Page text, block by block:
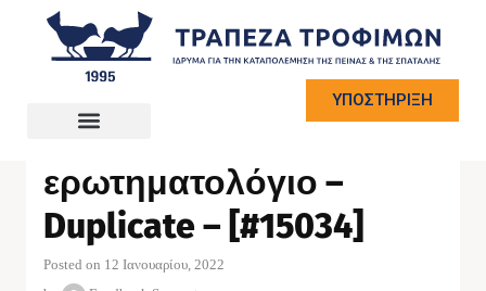
ΥΠΟΣΤΗΡΙΞΗ
EFF TIMA –
ερωτηματολόγιο –
Duplicate – [#15034]
Posted on 12 Ιανουαρίου, 2022